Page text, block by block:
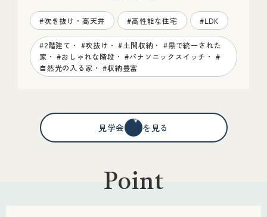
#吹き抜け・高天井 #高性能な住宅 #LDK
#2階建て・ #吹抜け・ #土間収納・ #黒で統一された
家・ #おしゃれな階段・ #パナソニックスイッチ・ #
自然光の入る家・ #収納豊富
見学会情報を見る
Point